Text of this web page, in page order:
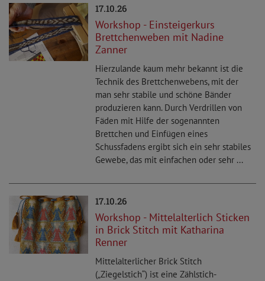
17.10.26
Workshop - Einsteigerkurs
Brettchenweben mit Nadine
Zanner
Hierzulande kaum mehr bekannt ist die
Technik des Brettchenwebens, mit der
man sehr stabile und schöne Bänder
produzieren kann. Durch Verdrillen von
Fäden mit Hilfe der sogenannten
Brettchen und Einfügen eines
Schussfadens ergibt sich ein sehr stabiles
Gewebe, das mit einfachen oder sehr ...
17.10.26
Workshop - Mittelalterlich Sticken
in Brick Stitch mit Katharina
Renner
Mittelalterlicher Brick Stitch
(„Ziegelstich“) ist eine Zählstich-